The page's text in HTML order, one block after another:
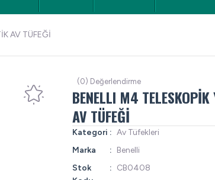
AV TÜFEĞİ
(0) Değerlendirme
BENELLI M4
AV TÜFEĞİ
Kategori
Av Tüfekleri
Marka
Benelli
Stok
CB0408